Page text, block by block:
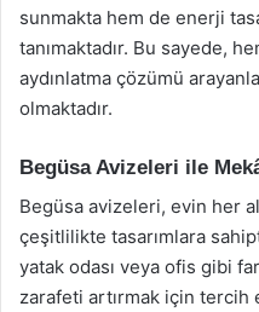
sunmakta hem de enerji
tanımaktadır. Bu sayede,
aydınlatma çözümü
olmaktadır.
Begüsa Avizeleri ile
Begüsa avizeleri, evin her
çeşitlilikte tasarımlara
yatak odası veya ofis gibi
zarafeti artırmak için